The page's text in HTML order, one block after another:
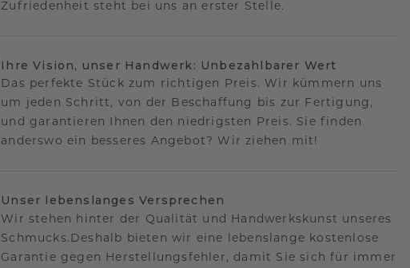
Zufriedenheit steht bei uns an erster Stelle.
Ihre Vision, unser Handwerk: Unbezahlbarer Wert
Das perfekte Stück zum richtigen Preis. Wir kümmern uns
um jeden Schritt, von der Beschaffung bis zur Fertigung,
und garantieren Ihnen den niedrigsten Preis. Sie finden
anderswo ein besseres Angebot? Wir ziehen mit!
Unser lebenslanges Versprechen
Wir stehen hinter der Qualität und Handwerkskunst unseres
Schmucks.Deshalb bieten wir eine lebenslange kostenlose
Garantie gegen Herstellungsfehler, damit Sie sich für immer